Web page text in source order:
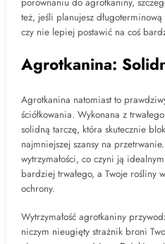
też, jeśli planujesz
czy nie lepiej postawić na coś
Agrotkanina:
Agrotkanina natomiast to
ściółkowania. Wykonana z
solidną tarczę, która skutecznie
najmniejszej szansy na
wytrzymałości, co czyni ją
bardziej trwałego, a Twoje rośliny
ochrony.
Wytrzymałość agrotkaniny
niczym nieugięty strażnik broni